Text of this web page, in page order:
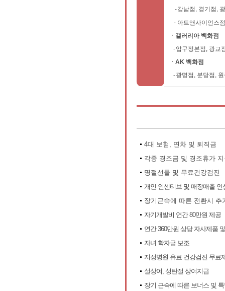
-강남점, 경기점,
- 아트앤사이언스
ㆍ갤러리아 백화점
-압구정본점, 광교
ㆍAK 백화점
-광명점, 분당점,
4대 보험, 연차 및 퇴직금
각종 경조금 및 경조휴가
명절선물 및 무료건강검진
개인 인센티브 및 매장매출 인
장기근속에 따른 전환시 추
자기개발비 연간 80만원 제공
연간 360만원 상당 자사제품
자녀 학자금 보조
지정병원 유료 건강검진 무료
설상여, 성탄절 상여지급
장기 근속에 따른 보너스 및